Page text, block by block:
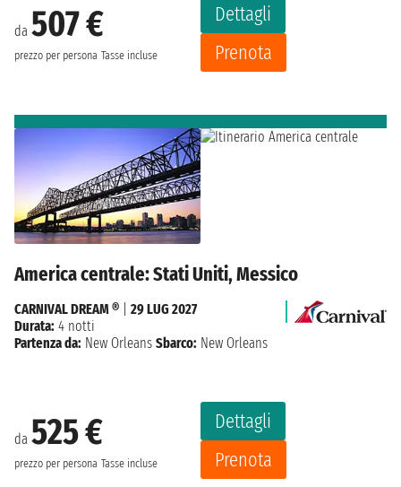
da 507 €
prezzo per persona Tasse incluse
Dettagli
Prenota
America centrale: Stati Uniti, Messico
da 525 €
prezzo per persona Tasse incluse
Dettagli
Prenota
CARNIVAL DREAM ®
29 LUG 2027
Durata: 4 notti
Partenza da: New Orleans Sbarco: New Orleans